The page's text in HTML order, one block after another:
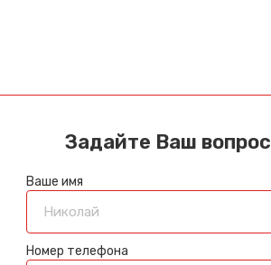
Задайте Ваш вопрос
Ваше имя
Номер телефона